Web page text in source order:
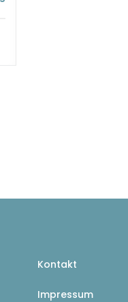
Kontakt
Impressum